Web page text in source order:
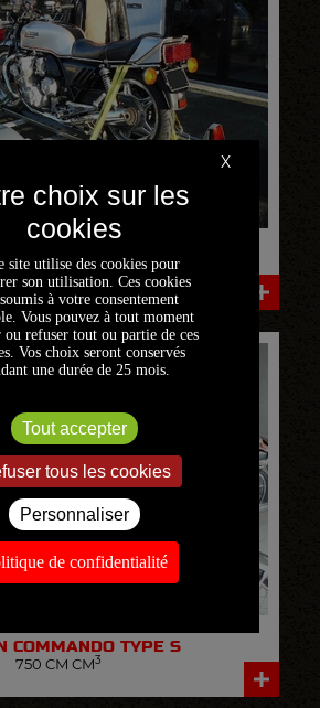
HONDA CBX
1000 CM CM3
COMMANDO TYPE S
750 CM CM3
FICHE DÉTAILLÉE
X
site utilise des cookies pour
son utilisation. Ces cookies
à votre consentement
Vous pouvez à tout moment
ou refuser tout ou partie de ces
Vos choix seront conservés
une durée de 25 mois.
Tout accepter
tous les cookies
Personnaliser
de confidentialité